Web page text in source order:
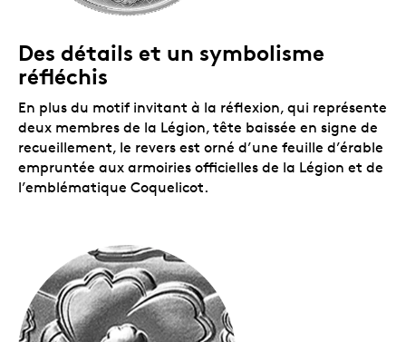
Des détails et un symbolisme
réfléchis
En plus du motif invitant à la réflexion, qui représente
deux membres de la Légion, tête baissée en signe de
recueillement, le revers est orné d’une feuille d’érable
empruntée aux armoiries officielles de la Légion et de
l’emblématique Coquelicot.